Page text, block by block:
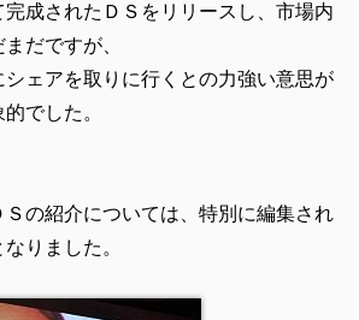
成されたＤＳをリリースし、市場内
だですが、
シェアを取りに行くとの力強い意思が
でした。
Ｓの紹介については、特別に編集され
りました。